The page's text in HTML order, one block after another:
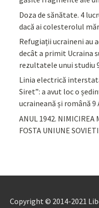
Doza de sănătate. 4
dacă ai colesterolul
Refugiații ucraineni au
decât a primit Ucraina
rezultatele unui studiu
Linia electrică
Siret”: a avut loc o
ucraineană și română 9
ANUL 1942. NIMICIREA
FOSTA UNIUNE
Copyright © 2014-2021